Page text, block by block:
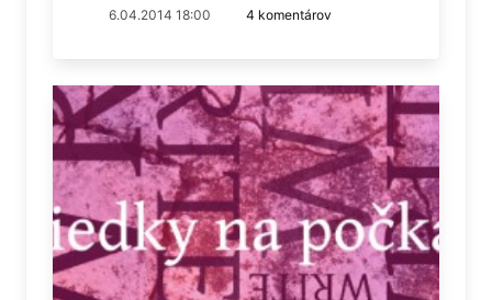
6.04.2014 18:00 4 komentárov